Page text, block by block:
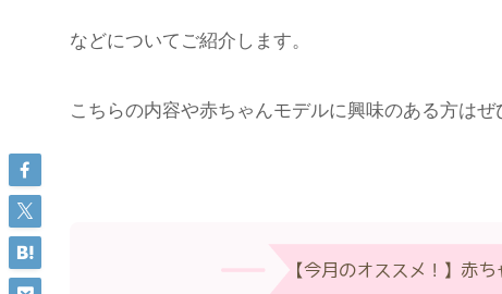
などについてご紹介します。
こちらの内容や赤ちゃんモデルに興味のある方は
【今月のオススメ！】赤ち